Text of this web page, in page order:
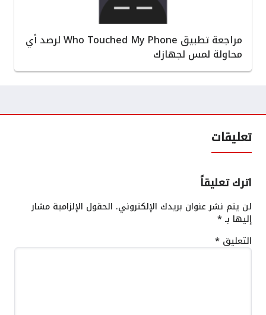
مراجعة تطبيق Who Touched My Phone لرصد أي
محاولة لمس لجهازك
تعليقات
اترك تعليقاً
لن يتم نشر عنوان بريدك الإلكتروني. الحقول الإلزامية مشار
إليها بـ*
التعليق *